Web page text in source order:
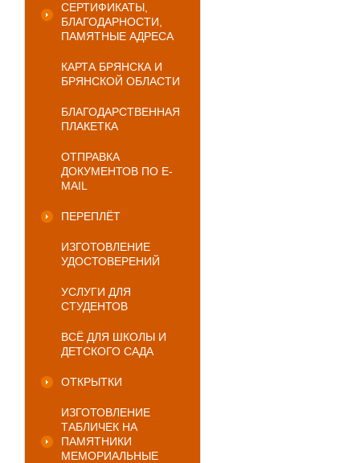
СЕРТИФИКАТЫ,
БЛАГОДАРНОСТИ,
ПАМЯТНЫЕ АДРЕСА
КАРТА БРЯНСКА И
БРЯНСКОЙ ОБЛАСТИ
БЛАГОДАРСТВЕННАЯ
ПЛАКЕТКА
ОТПРАВКА
ДОКУМЕНТОВ ПО E-
MAIL
ПЕРЕПЛЁТ
ИЗГОТОВЛЕНИЕ
УДОСТОВЕРЕНИЙ
УСЛУГИ ДЛЯ
СТУДЕНТОВ
ВСЁ ДЛЯ ШКОЛЫ И
ДЕТСКОГО САДА
ОТКРЫТКИ
ИЗГОТОВЛЕНИЕ
ТАБЛИЧЕК НА
ПАМЯТНИКИ
МЕМОРИАЛЬНЫЕ